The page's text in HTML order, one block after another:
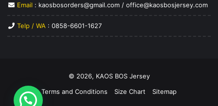
Email : kaosbosorders@gmail.com / office@kaosbosjersey.com
Telp / WA : 0858-6601-1627
© 2026, KAOS BOS Jersey
Terms and Conditions
Size Chart Sitemap